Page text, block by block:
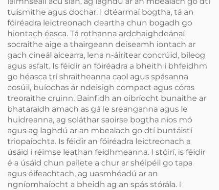
tuismithe agus dochar. I dtéarmaí bogtha, tá an
fóiréadra leictreonach deartha chun bogadh go
hiontach éasca. Tá rothanna ardchaighdeánaí
socraithe aige a thairgeann deiseamh iontach ar
gach cineál aicearra, lena n-áirítear concrúid, bileog
agus asfalt. Is féidir an fóiréadra a bheith i bhfeidhm
go héasca trí shraitheanna caol agus spásanna
cosúil, buíochas ár ndeisigh compact agus córas
treoraithe cruinn. Bainfidh an oibríocht bunaithe ar
bhataraidh amach as gá le sreanganna agus le
huidreanna, ag soláthar saoirse bogtha níos mó
agus ag laghdú ar an mbealach go dtí buntáistí
triopaíochta. Is féidir an fóiréadra leictreonach a
úsáid i réimse leathan feidhmeanna. I stóirí, is féidir
é a úsáid chun pailete a chur ar shéipéil go tapa
agus éifeachtach, ag uasmhéadú ar an
ngníomhaíocht a bheidh ag an spás stórála. I